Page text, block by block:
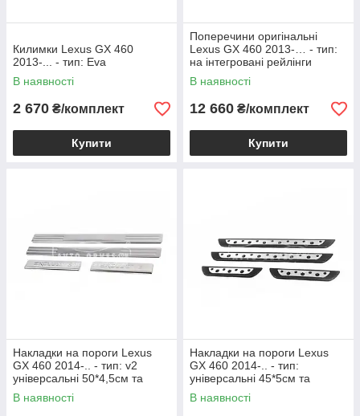
Килимки Lexus GX 460
2013-... - тип: Eva
В наявності
2 670 ₴/комплект
Купити
Поперечини оригінальні
Lexus GX 460 2013-… - тип:
на інтегровані рейлінги
В наявності
12 660 ₴/комплект
Купити
Накладки на пороги Lexus
GX 460 2014-.. - тип: v2
універсальні 50*4,5см та
21*4,5см
В наявності
Накладки на пороги Lexus
GX 460 2014-.. - тип:
універсальні 45*5см та
23*4,5см
В наявності